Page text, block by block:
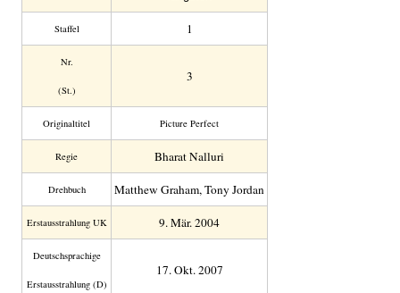
Staffel 1
Nr.
(St.)
3
Original­titel Picture Perfect
Regie Bharat Nalluri
Drehbuch Matthew Graham, Tony Jordan
Erstaus­strahlung UK 9. Mär. 2004
Deutsch­sprachige
Erstaus­strahlung (D)
17. Okt. 2007